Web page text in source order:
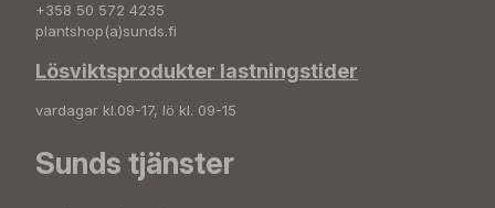
+358 50 572 4235
plantshop(a)sunds.fi
Lösviktsprodukter lastningstider
vardagar kl.09-17, lö kl. 09-15
Sunds tjänster